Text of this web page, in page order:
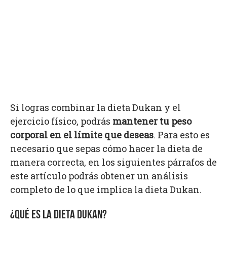
Si logras combinar la dieta Dukan y el
ejercicio físico, podrás mantener tu peso
corporal en el límite que deseas. Para esto es
necesario que sepas cómo hacer la dieta de
manera correcta, en los siguientes párrafos de
este artículo podrás obtener un análisis
completo de lo que implica la dieta Dukan.
¿QUÉ ES LA DIETA DUKAN?